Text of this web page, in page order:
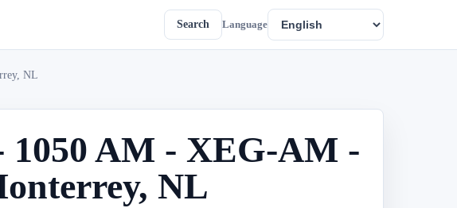
Search Language
NL
1050 AM - XEG-AM -
NL